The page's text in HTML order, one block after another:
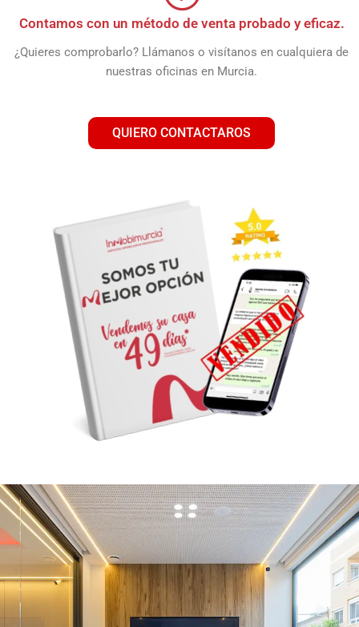
Contamos con un método de venta probado y eficaz.
¿Quieres comprobarlo? Llámanos o visítanos en cualquiera de
nuestras oficinas en Murcia.
QUIERO CONTACTAROS